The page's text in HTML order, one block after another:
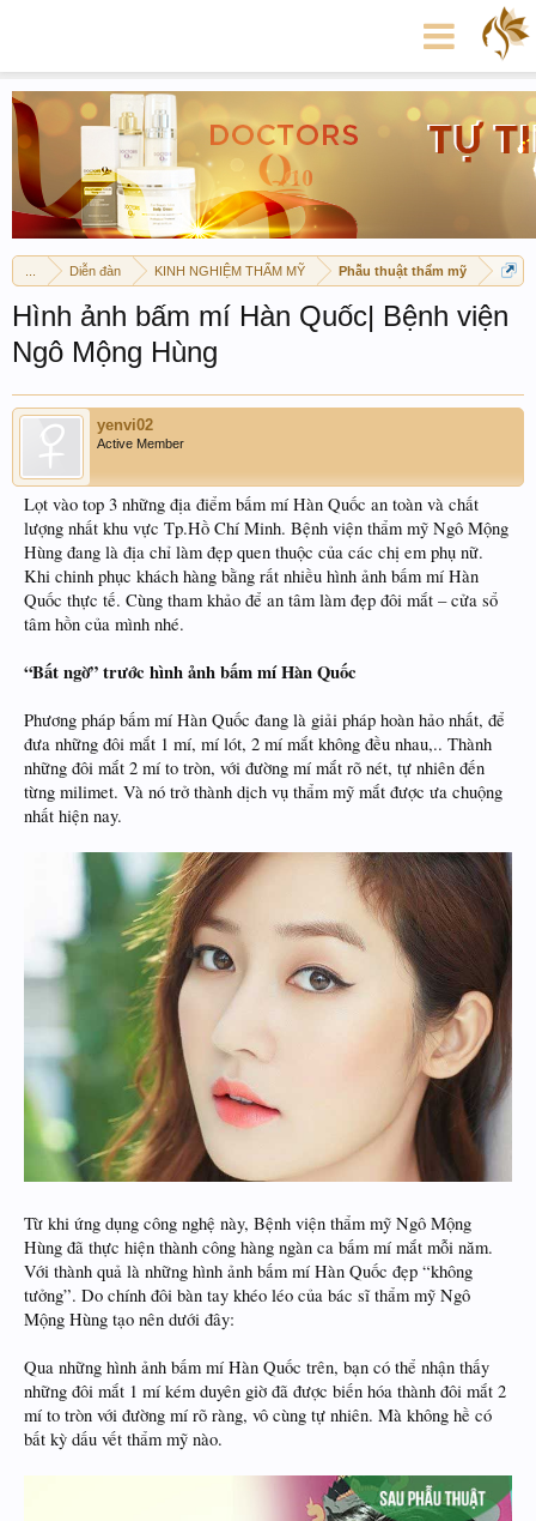
Diễn đàn KINH NGHIỆM THẨM MỸ Phẫu thuật thẩm mỹ
Hình ảnh bấm mí Hàn Quốc| Bệnh viện
Ngô Mộng Hùng
yenvi02
Active Member
Lọt vào top 3 những địa điểm bấm mí Hàn Quốc an toàn và chất
lượng nhất khu vực Tp.Hồ Chí Minh. Bệnh viện thẩm mỹ Ngô Mộng
Hùng đang là địa chỉ làm đẹp quen thuộc của các chị em phụ nữ.
Khi chinh phục khách hàng bằng rất nhiều hình ảnh bấm mí Hàn
Quốc thực tế. Cùng tham khảo để an tâm làm đẹp đôi mắt – cửa sổ
tâm hồn của mình nhé.
“Bất ngờ” trước hình ảnh bấm mí Hàn Quốc
Phương pháp bấm mí Hàn Quốc đang là giải pháp hoàn hảo nhất, để
đưa những đôi mắt 1 mí, mí lót, 2 mí mắt không đều nhau,.. Thành
những đôi mắt 2 mí to tròn, với đường mí mắt rõ nét, tự nhiên đến
từng milimet. Và nó trở thành dịch vụ thẩm mỹ mắt được ưa chuộng
nhất hiện nay.
Từ khi ứng dụng công nghệ này, Bệnh viện thẩm mỹ Ngô Mộng
Hùng đã thực hiện thành công hàng ngàn ca bấm mí mắt mỗi năm.
Với thành quả là những hình ảnh bấm mí Hàn Quốc đẹp “không
tưởng”. Do chính đôi bàn tay khéo léo của bác sĩ thẩm mỹ Ngô
Mộng Hùng tạo nên dưới đây:
Qua những hình ảnh bấm mí Hàn Quốc trên, bạn có thể nhận thấy
những đôi mắt 1 mí kém duyên giờ đã được biến hóa thành đôi mắt 2
mí to tròn với đường mí rõ ràng, vô cùng tự nhiên. Mà không hề có
bất kỳ dấu vết thẩm mỹ nào.